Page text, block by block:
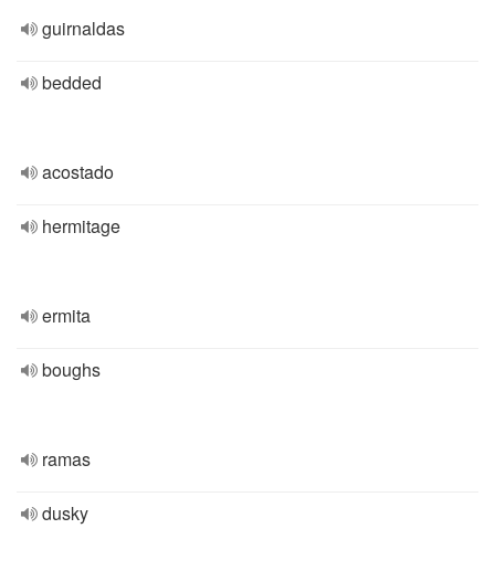
guirnaldas
bedded
acostado
hermitage
ermita
boughs
ramas
dusky